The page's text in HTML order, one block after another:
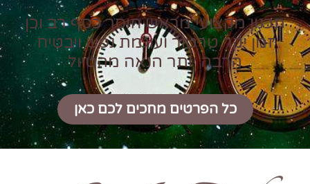
תכנון מקצועי מראש חוסך כסף רב וכן
זמן יקר טרטור ועוגמת נפש ויבטיח
הרבה יותר הנאה מהטיול
כל הפרטים מחכים לכם כאן